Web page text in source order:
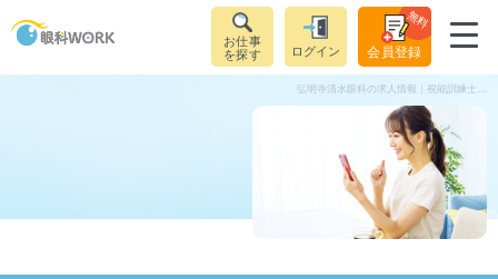
お仕事
を探す
ログイン
無料
会員登録
弘明寺清水眼科の求人情報｜視能訓練士（正社員）｜神奈川県横浜市弘明寺駅